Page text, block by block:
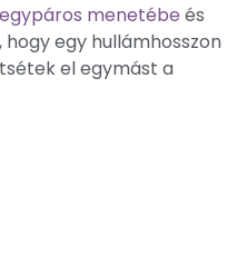
menetébe és
egy hullámhosszon
el egymást a